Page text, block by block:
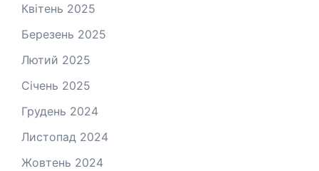
Квітень 2025
Березень 2025
Лютий 2025
Січень 2025
Грудень 2024
Листопад 2024
Жовтень 2024